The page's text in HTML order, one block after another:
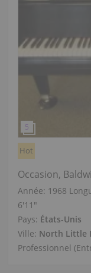
Hot
Occasion,
Année: 1968
6′11″
Pays: États-Unis
Ville: North Little
Professionnel